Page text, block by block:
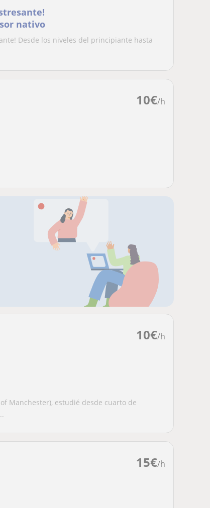
nativo
Desde los niveles del principiante hasta
10€/h
10€/h
Manchester), estudié desde cuarto de
15€/h